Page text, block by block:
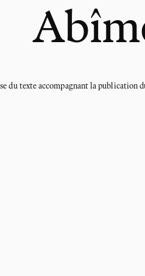
du texte accompagnant la publication